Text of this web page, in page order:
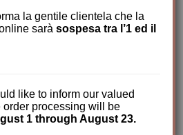
la gentile clientela che la
saràsospesa tra l’1 ed il
like to inform our valued
order processing will be
1 through August 23.